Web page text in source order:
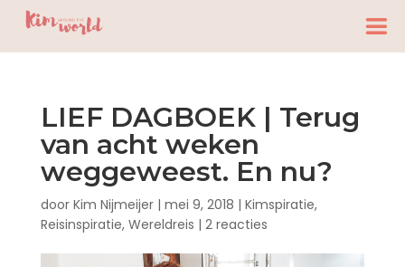
LIEF DAGBOEK | Terug
van acht weken
weggeweest. En nu?
door Kim Nijmeijer| mei 9, 2018 | Kimspiratie,
Reisinspiratie, Wereldreis | 2 reacties